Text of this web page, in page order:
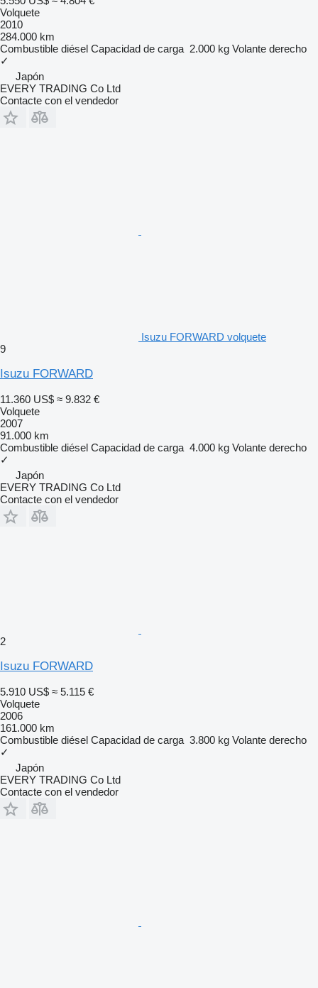
Volquete
2010
284.000 km
Combustible diésel Capacidad de carga 2.000 kg Volante derecho
✓
Japón
EVERY TRADING Co Ltd
Contacte con el vendedor
Isuzu FORWARD volquete
9
Isuzu FORWARD
11.360 US$ ≈ 9.832 €
Volquete
2007
91.000 km
Combustible diésel Capacidad de carga 4.000 kg Volante derecho
✓
Japón
EVERY TRADING Co Ltd
Contacte con el vendedor
2
Isuzu FORWARD
5.910 US$ ≈ 5.115 €
Volquete
2006
161.000 km
Combustible diésel Capacidad de carga 3.800 kg Volante derecho
✓
Japón
EVERY TRADING Co Ltd
Contacte con el vendedor